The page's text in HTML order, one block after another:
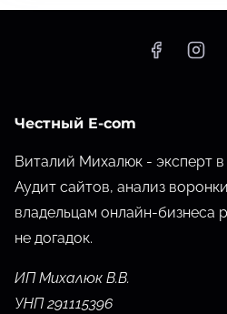
Честный E-com
Виталий Михалюк - эксперт
Аудит сайтов, анализ
владельцам онлайн-бизнеса
не догадок.
ИП Михалюк В.В.
УНП 291115396